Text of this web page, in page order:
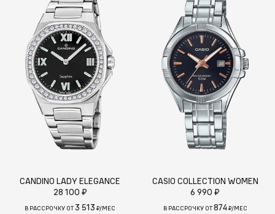
CANDINO LADY ELEGANCE
28 100 ₽
В РАССРОЧКУ ОТ3 513 ₽/МЕС
CASIO COLLECTION WOMEN
6 990 ₽
В РАССРОЧКУ ОТ874 ₽/МЕС